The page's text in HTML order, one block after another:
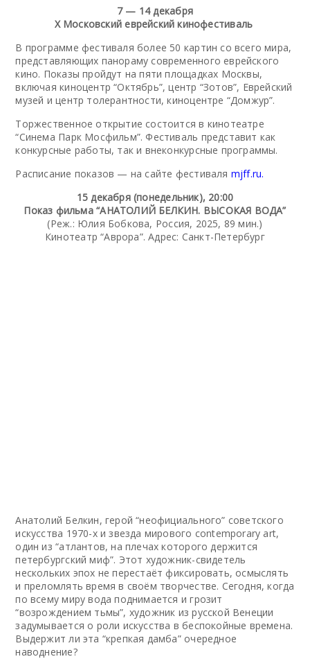
7 — 14 декабря
Х Московский еврейский кинофестиваль
В программе фестиваля более 50 картин со всего мира,
представляющих панораму современного еврейского
кино. Показы пройдут на пяти площадках Москвы,
включая киноцентр “Октябрь”, центр “Зотов”, Еврейский
музей и центр толерантности, киноцентре “Домжур”.
Торжественное открытие состоится в кинотеатре
“Синема Парк Мосфильм”. Фестиваль представит как
конкурсные работы, так и внеконкурсные программы.
Расписание показов — на сайте фестиваля mjff.ru.
15 декабря (понедельник), 20:00
Показ фильма “АНАТОЛИЙ БЕЛКИН. ВЫСОКАЯ ВОДА”
(Реж.: Юлия Бобкова, Россия, 2025, 89 мин.)
Кинотеатр “Аврора”. Адрес: Санкт-Петербург
Анатолий Белкин, герой “неофициального” советского
искусства 1970-х и звезда мирового contemporary art,
один из “атлантов, на плечах которого держится
петербургский миф”. Этот художник-свидетель
нескольких эпох не перестаёт фиксировать, осмыслять
и преломлять время в своём творчестве. Сегодня, когда
по всему миру вода поднимается и грозит
“возрождением тьмы”, художник из русской Венеции
задумывается о роли искусства в беспокойные времена.
Выдержит ли эта “крепкая дамба” очередное
наводнение?